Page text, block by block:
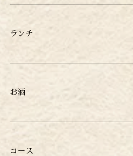
ランチ
お酒
コース